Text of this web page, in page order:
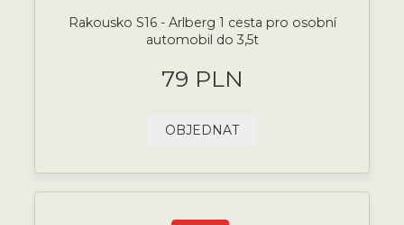
Rakousko S16 - Arlberg 1 cesta pro osobní
automobil do 3,5t
79 PLN
OBJEDNAT